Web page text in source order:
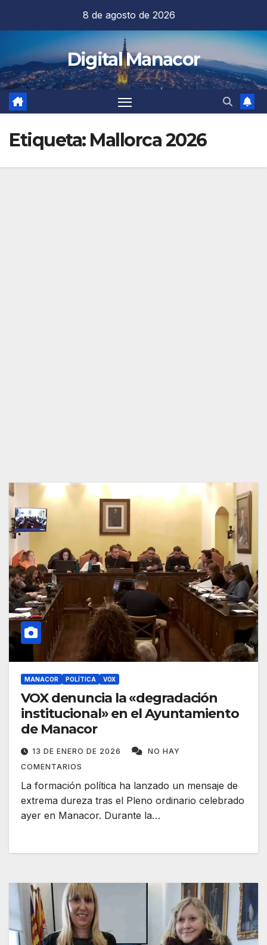
contenido
8 de agosto de 2026
Digital Manacor
Etiqueta: Mallorca 2026
MANACOR POLÍTICA VOX
VOX denuncia la «degradación
institucional» en el Ayuntamiento
de Manacor
13 DE ENERO DE 2026
NO HAY
COMENTARIOS
La formación política ha lanzado un mensaje de
extrema dureza tras el Pleno ordinario celebrado
ayer en Manacor. Durante la…